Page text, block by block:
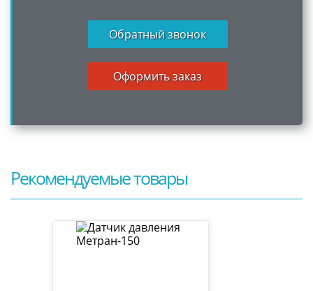
Обратный звонок
Оформить заказ
Рекомендуемые товары